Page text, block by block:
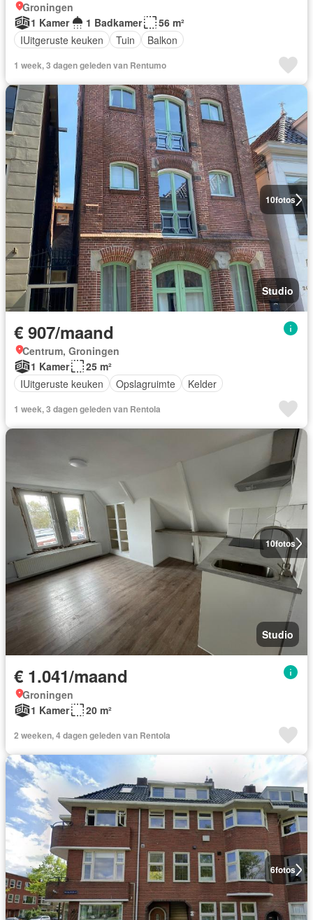
Groningen
1 Kamer
1 Badkamer
56 m²
IUitgeruste keuken
Tuin Balkon
1 week, 3 dagen geleden van Rentumo
10fotos
Studio
€ 907/maand
Centrum, Groningen
1 Kamer
25 m²
IUitgeruste keuken
Opslagruimte Kelder
1 week, 3 dagen geleden van Rentola
10fotos
Studio
€ 1.041/maand
Groningen
1 Kamer
20 m²
2 weeken, 4 dagen geleden van Rentola
6fotos